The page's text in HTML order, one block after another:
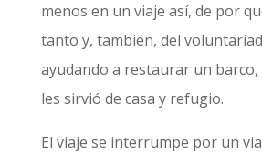
menos en un viaje así, de por
tanto y, también, del
ayudando a restaurar un barco,
les sirvió de casa y refugio.
El viaje se interrumpe por un